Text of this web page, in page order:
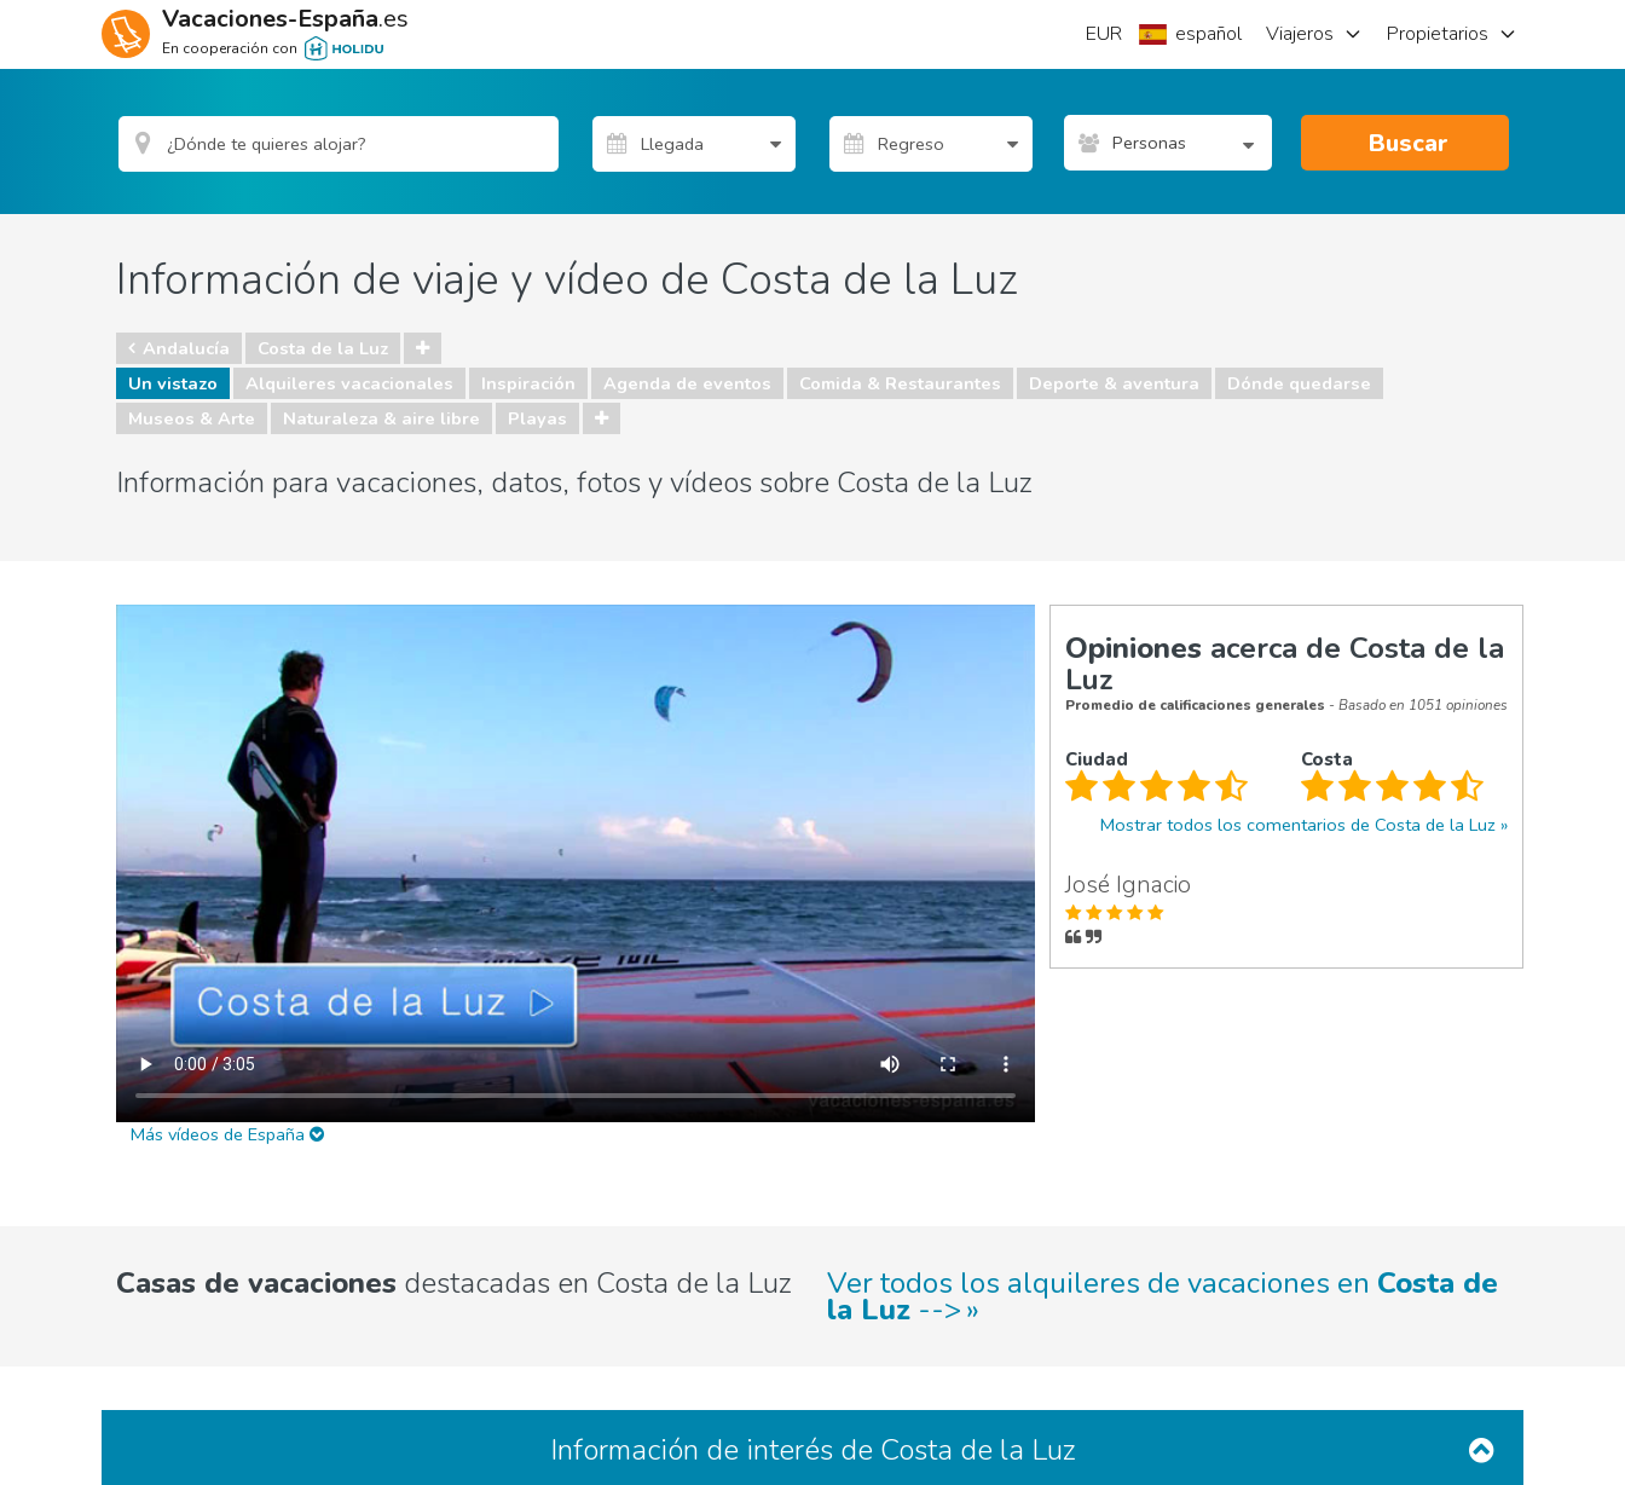
Vacaciones-España.es
En cooperación con
EUR español Viajeros Propietarios
Personas Buscar
Información de viaje y vídeo de Costa de la Luz
Andalucía
Costa de la Luz
Un vistazo
Alquileres vacacionales Inspiración Agenda de eventos Comida & Restaurantes Deporte & aventura
Dónde quedarse
Museos & Arte
Naturaleza & aire libre Playas
Información para vacaciones, datos, fotos y vídeos sobre Costa de la Luz
Más vídeos de España
Opiniones acerca de Costa de la
Luz
Promedio de calificaciones generales - Basado en 1051 opiniones
Ciudad Costa
Mostrar todos los comentarios de Costa de la Luz
José Ignacio
Casas de vacaciones destacadas en Costa de la Luz Ver todos los alquileres de vacaciones en Costa de
la Luz -->
Información de interés de Costa de la Luz